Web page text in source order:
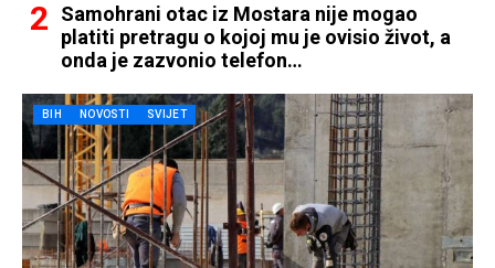
Samohrani otac iz Mostara nije mogao
platiti pretragu o kojoj mu je ovisio život, a
onda je zazvonio telefon…
BIH NOVOSTI SVIJET